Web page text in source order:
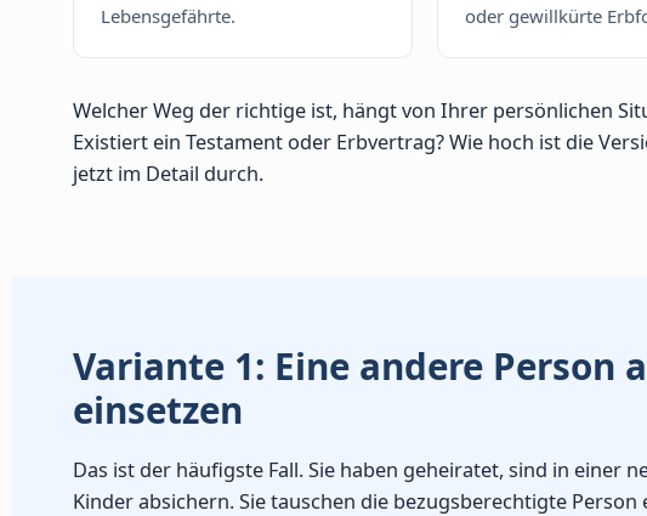
Lebensgefährte.
oder gewillkürte
Welcher Weg der richtige ist, hängt von Ihrer persönlichen
Existiert ein Testament oder Erbvertrag? Wie hoch ist die
jetzt im Detail durch.
Variante 1: Eine andere Person
einsetzen
Das ist der häufigste Fall. Sie haben geheiratet, sind in einer
Kinder absichern. Sie tauschen die bezugsberechtigte Person